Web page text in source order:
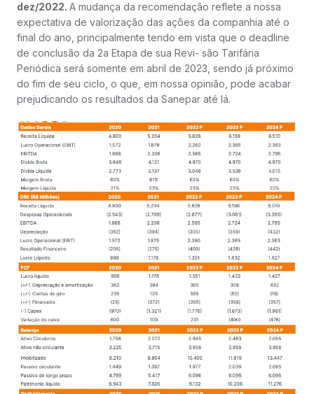
dez/2022. A mudança da recomendação reflete a nossa
expectativa de valorização das ações da companhia até o
final do ano, principalmente tendo em vista que o deadline
de conclusão da 2a Etapa de sua Revi- são Tarifária
Periódica será somente em abril de 2023, sendo já próximo
do fim de seu ciclo, o que, em nossa opinião, pode acabar
prejudicando os resultados da Sanepar até lá.